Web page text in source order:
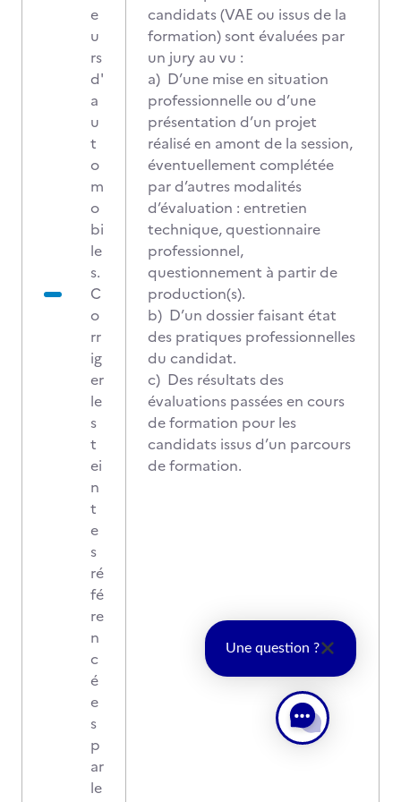
e
u
rs
d'
a
u
t
o
m
o
bi
le
s.
C
o
rr
ig
er
le
s
t
ei
n
t
e
s
ré
fé
re
n
c
é
e
s
p
ar
le
candidats (VAE ou issus de la
formation) sont évaluées par
un jury au vu :
a) D’une mise en situation
professionnelle ou d’une
présentation d’un projet
réalisé en amont de la session,
éventuellement complétée
par d’autres modalités
d’évaluation : entretien
technique, questionnaire
professionnel,
questionnement à partir de
production(s).
b) D’un dossier faisant état
des pratiques professionnelles
du candidat.
c) Des résultats des
évaluations passées en cours
de formation pour les
candidats issus d’un parcours
de formation.
Une question ?